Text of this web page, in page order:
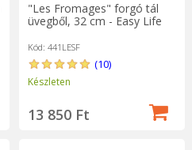
"Les Fromages" forgó tál
üvegből, 32 cm - Easy Life
Kód: 441LESF
(10)
Készleten
13 850 Ft